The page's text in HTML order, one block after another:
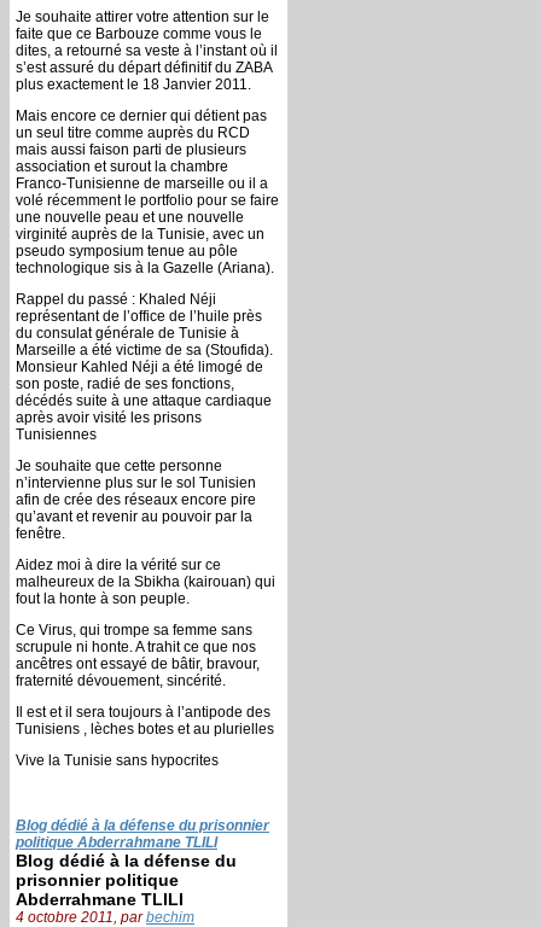
Je souhaite attirer votre attention sur le
faite que ce Barbouze comme vous le
dites, a retourné sa veste à l’instant où il
s’est assuré du départ définitif du ZABA
plus exactement le 18 Janvier 2011.
Mais encore ce dernier qui détient pas
un seul titre comme auprès du RCD
mais aussi faison parti de plusieurs
association et surout la chambre
Franco-Tunisienne de marseille ou il a
volé récemment le portfolio pour se faire
une nouvelle peau et une nouvelle
virginité auprès de la Tunisie, avec un
pseudo symposium tenue au pôle
technologique sis à la Gazelle (Ariana).
Rappel du passé : Khaled Néji
représentant de l’office de l’huile près
du consulat générale de Tunisie à
Marseille a été victime de sa (Stoufida).
Monsieur Kahled Néji a été limogé de
son poste, radié de ses fonctions,
décédés suite à une attaque cardiaque
après avoir visité les prisons
Tunisiennes
Je souhaite que cette personne
n’intervienne plus sur le sol Tunisien
afin de crée des réseaux encore pire
qu’avant et revenir au pouvoir par la
fenêtre.
Aidez moi à dire la vérité sur ce
malheureux de la Sbikha (kairouan) qui
fout la honte à son peuple.
Ce Virus, qui trompe sa femme sans
scrupule ni honte. A trahit ce que nos
ancêtres ont essayé de bâtir, bravour,
fraternité dévouement, sincérité.
Il est et il sera toujours à l’antipode des
Tunisiens , lèches botes et au plurielles
Vive la Tunisie sans hypocrites
Blog dédié à la défense du prisonnier
politique Abderrahmane TLILI
Blog dédié à la défense du
prisonnier politique
Abderrahmane TLILI
4 octobre 2011, parbechim